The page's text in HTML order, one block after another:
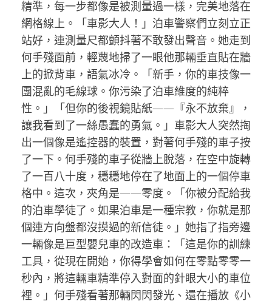
精準，每一步都像是被測量過一樣，完美地落在
網格線上。「車影大人！」泊車警察們立刻立正
站好，連測量尺都顫抖著不敢發出聲音。她走到
何手殘面前，輕蔑地掃了一眼他那輛垂直貼在牆
上的掀背車，語氣冰冷。「新手，你的車技像一
團混亂的毛線球。你污染了泊車維度的純粹
性。」「但你的後視鏡貼紙——『永不放棄』，
讓我看到了一絲愚蠢的勇氣。」車影大人突然掏
出一個像是遙控器的裝置，對著何手殘的車子按
了一下。何手殘的車子從牆上脫落，在空中旋轉
了一百八十度，穩穩地停在了地面上的一個停車
格中。這次，夾角是——零度。「你被分配給我
的泊車學徒了。如果泊車是一種宗教，你就是那
個連方向盤都沒摸過的新信徒。」她指了指旁邊
一輛像是巨型嬰兒車的改造車：「這是你的訓練
工具，從現在開始，你得學會如何在零點零零一
秒內，將這輛車精準停入對面的針眼大小的車位
裡。」何手殘看著那輛閃閃發光、還在播放《小